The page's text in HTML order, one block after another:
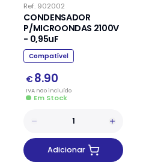
Ref. 902002
CONDENSADOR
P/MICROONDAS 2100V
- 0,95uF
Compatível
€ 8.90
IVA nãoincluído
Em Stock
Adicionar